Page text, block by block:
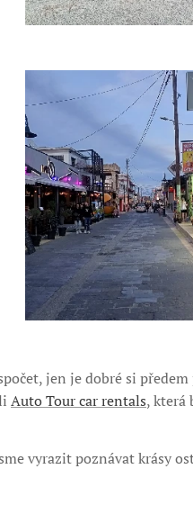
jen je dobré si předem
Auto Tour car rentals, která
vyrazit poznávat krásy